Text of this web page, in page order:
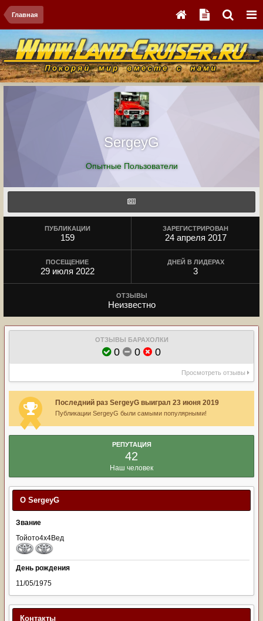
Главная
SergeyG
Опытные Пользователи
ПУБЛИКАЦИИ
159
ЗАРЕГИСТРИРОВАН
24 апреля 2017
ПОСЕЩЕНИЕ
29 июля 2022
ДНЕЙ В ЛИДЕРАХ
3
ОТЗЫВЫ
Неизвестно
ОТЗЫВЫ БАРАХОЛКИ
0 0 0
Просмотреть отзывы
Последний раз SergeyG выиграл 23 июня 2019
Публикации SergeyG были самыми популярными!
РЕПУТАЦИЯ
42
Наш человек
О SergeyG
Звание
Тойото4х4Вед
День рождения
11/05/1975
Контакты